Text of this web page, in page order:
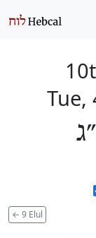
Tue,
← 9 Elul